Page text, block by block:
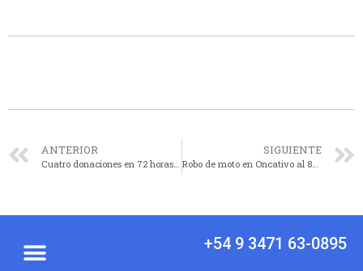
ANTERIOR SIGUIENTE
Robo de moto en Oncativo al 800
+54 9 3471 63-0895